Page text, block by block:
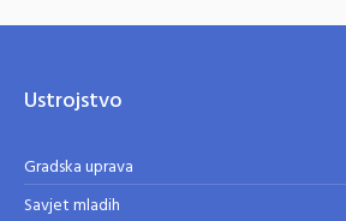
Ustrojstvo
Gradska uprava
Savjet mladih